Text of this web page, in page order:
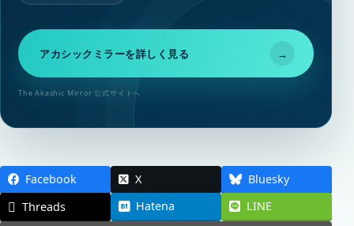
アカシックミラーを詳しく見る →
The Akashic Mirror 公式サイトへ
Facebook X
Bluesky
Threads
Hatena
LINE